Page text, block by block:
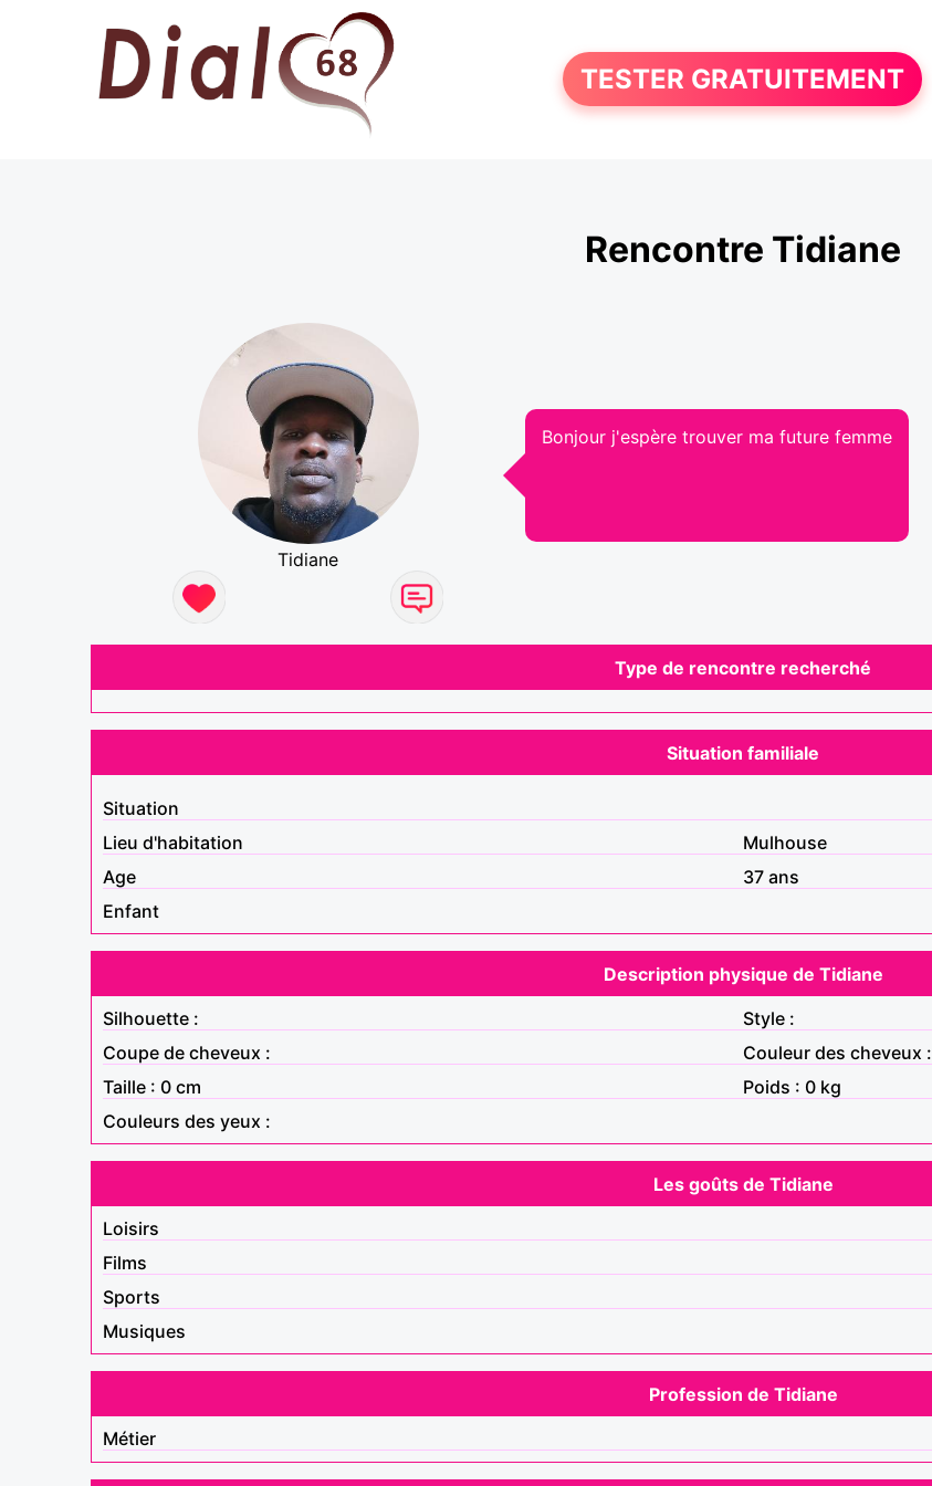
TESTER GRATUITEMENT
Rencontre Tidiane
Tidiane
Bonjour j'espère trouver ma future femme
Type de rencontre recherché
Situation familiale
Situation
Lieu d'habitation
Mulhouse
Age
37 ans
Enfant
Description physique de Tidiane
Silhouette :
Style :
Coupe de cheveux :
Couleur des cheveux :
Taille : 0 cm
Poids : 0 kg
Couleurs des yeux :
Les goûts de Tidiane
Loisirs
Films
Sports
Musiques
Profession de Tidiane
Métier